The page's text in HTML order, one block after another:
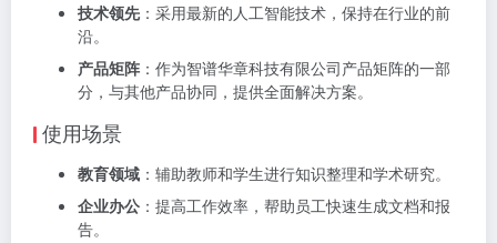
技术领先 ：采用最新的人工智能技术，保持在行业的前
沿。
产品矩阵 ：作为智谱华章科技有限公司产品矩阵的一部
分，与其他产品协同，提供全面解决方案。
使用场景
教育领域 ：辅助教师和学生进行知识整理和学术研究。
企业办公 ：提高工作效率，帮助员工快速生成文档和报
告。